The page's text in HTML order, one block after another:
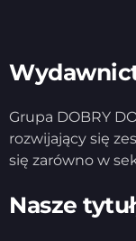
Grupa DOBRY
rozwijający się
się zarówno w
Nasze